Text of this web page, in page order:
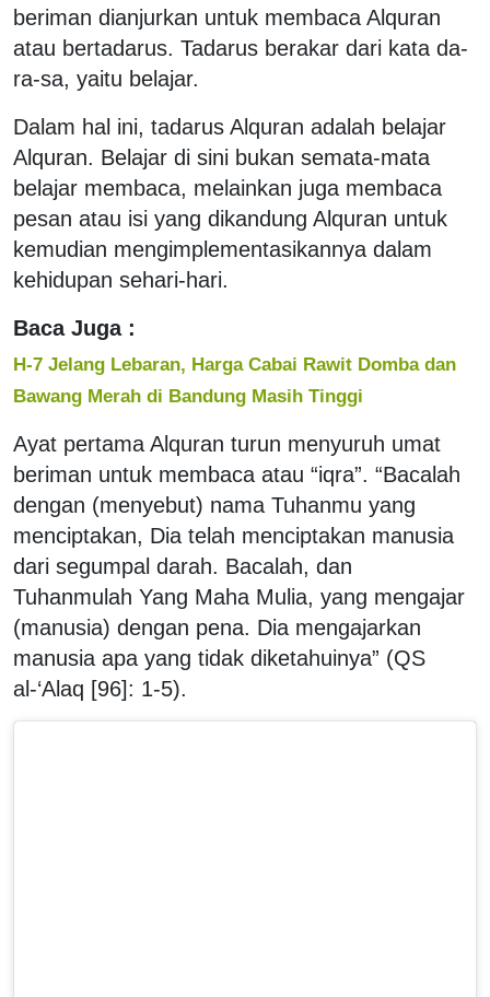
beriman dianjurkan untuk membaca Alquran
atau bertadarus. Tadarus berakar dari kata da-
ra-sa, yaitu belajar.
Dalam hal ini, tadarus Alquran adalah belajar
Alquran. Belajar di sini bukan semata-mata
belajar membaca, melainkan juga membaca
pesan atau isi yang dikandung Alquran untuk
kemudian mengimplementasikannya dalam
kehidupan sehari-hari.
Baca Juga :
H-7 Jelang Lebaran, Harga Cabai Rawit Domba dan
Bawang Merah di Bandung Masih Tinggi
Ayat pertama Alquran turun menyuruh umat
beriman untuk membaca atau “iqra”. “Bacalah
dengan (menyebut) nama Tuhanmu yang
menciptakan, Dia telah menciptakan manusia
dari segumpal darah. Bacalah, dan
Tuhanmulah Yang Maha Mulia, yang mengajar
(manusia) dengan pena. Dia mengajarkan
manusia apa yang tidak diketahuinya” (QS
al-‘Alaq [96]: 1-5).